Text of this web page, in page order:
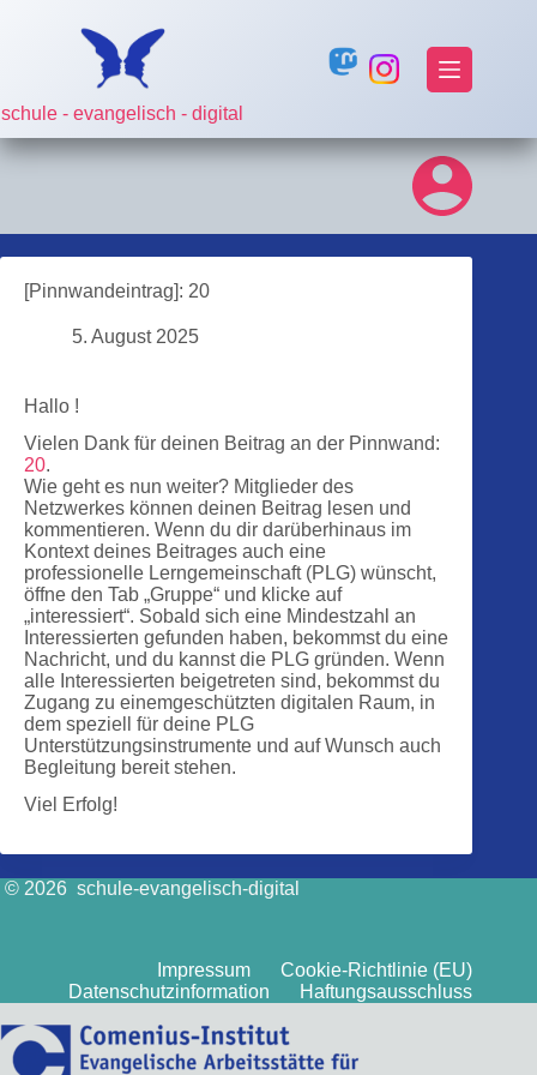
schule - evangelisch - digital
[Pinnwandeintrag]: 20
5. August 2025
Hallo !
Vielen Dank für deinen Beitrag an der Pinnwand:
20.
Wie geht es nun weiter? Mitglieder des
Netzwerkes können deinen Beitrag lesen und
kommentieren. Wenn du dir darüberhinaus im
Kontext deines Beitrages auch eine
professionelle Lerngemeinschaft (PLG) wünscht,
öffne den Tab „Gruppe“ und klicke auf
„interessiert“. Sobald sich eine Mindestzahl an
Interessierten gefunden haben, bekommst du eine
Nachricht, und du kannst die PLG gründen. Wenn
alle Interessierten beigetreten sind, bekommst du
Zugang zu einemgeschützten digitalen Raum, in
dem speziell für deine PLG
Unterstützungsinstrumente und auf Wunsch auch
Begleitung bereit stehen.
Viel Erfolg!
© 2026 schule-evangelisch-digital
Impressum
Cookie-Richtlinie (EU)
Datenschutzinformation
Haftungsausschluss